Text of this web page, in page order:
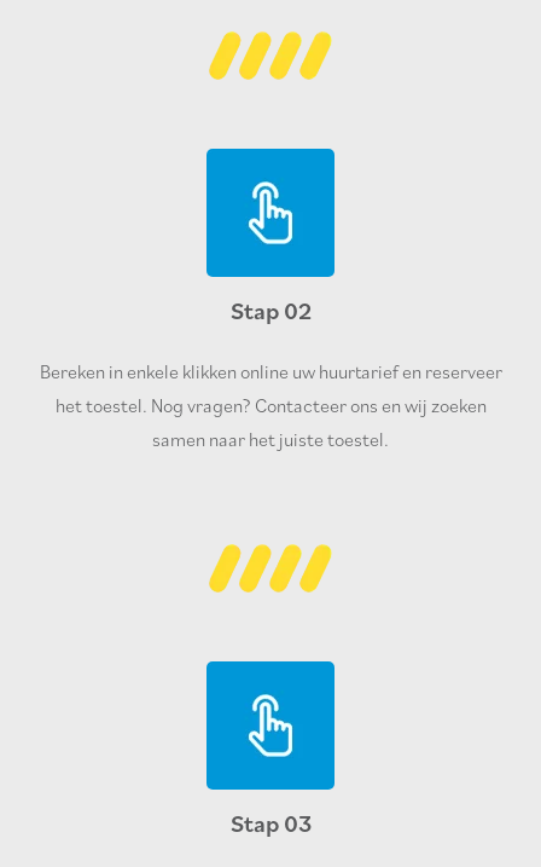
Stap 02
Bereken in enkele klikken online uw huurtarief en reserveer
het toestel. Nog vragen? Contacteer ons en wij zoeken
samen naar het juiste toestel.
Stap 03